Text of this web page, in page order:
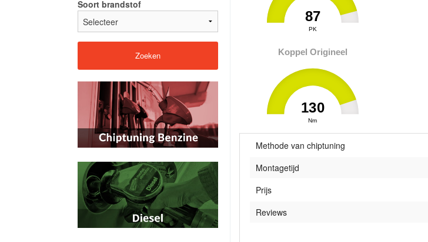
Soort brandstof
87
PK
Koppel Origineel
130
Nm
Methode van chiptuning
Montagetijd
Prijs
Reviews